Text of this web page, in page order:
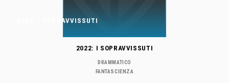
2022: I SOPRAVVISSUTI
2022: I SOPRAVVISSUTI
DRAMMATICO
FANTASCIENZA